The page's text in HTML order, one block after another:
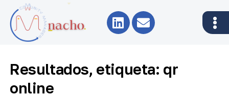
Resultados, etiqueta: qr
online